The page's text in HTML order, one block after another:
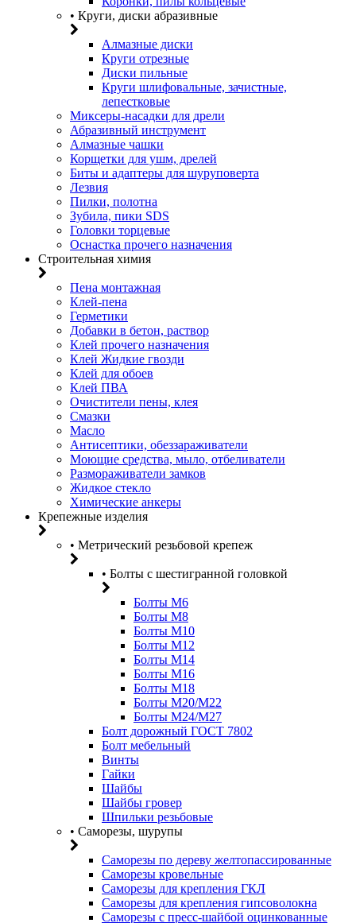
• Круги, диски абразивные
Алмазные диски
Круги отрезные
Диски пильные
Круги шлифовальные, зачистные,
лепестковые
Миксеры-насадки для дрели
Абразивный инструмент
Алмазные чашки
Корщетки для ушм, дрелей
Биты и адаптеры для шуруповерта
Лезвия
Пилки, полотна
Зубила, пики SDS
Головки торцевые
Оснастка прочего назначения
Строительная химия
Пена монтажная
Клей-пена
Герметики
Добавки в бетон, раствор
Клей прочего назначения
Клей Жидкие гвозди
Клей для обоев
Клей ПВА
Очистители пены, клея
Смазки
Масло
Антисептики, обеззараживатели
Моющие средства, мыло, отбеливатели
Размораживатели замков
Жидкое стекло
Химические анкеры
Крепежные изделия
• Метрический резьбовой крепеж
• Болты с шестигранной головкой
Болты М6
Болты М8
Болты М10
Болты М12
Болты М14
Болты М16
Болты М18
Болты М20/M22
Болты М24/М27
Болт дорожный ГОСТ 7802
Болт мебельный
Винты
Гайки
Шайбы
Шайбы гровер
Шпильки резьбовые
• Саморезы, шурупы
Саморезы по дереву желтопассированные
Саморезы кровельные
Саморезы для крепления ГКЛ
Саморезы для крепления гипсоволокна
Саморезы с пресс-шайбой оцинкованные